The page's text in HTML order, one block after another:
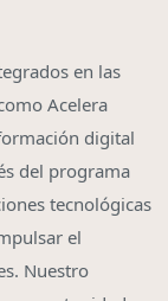
en las
Acelera
digital
del programa
tecnológicas
el
Nuestro